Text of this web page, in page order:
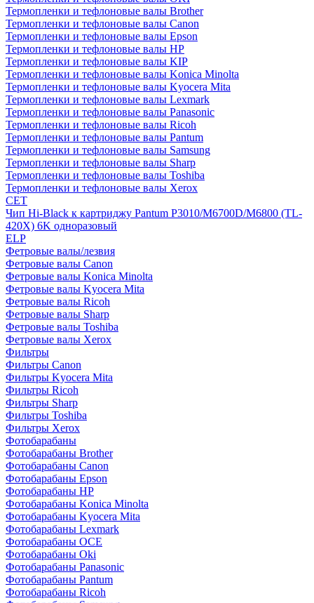
Термопленки и тефлоновые валы Brother
Термопленки и тефлоновые валы Canon
Термопленки и тефлоновые валы Epson
Термопленки и тефлоновые валы HP
Термопленки и тефлоновые валы KIP
Термопленки и тефлоновые валы Konica Minolta
Термопленки и тефлоновые валы Kyocera Mita
Термопленки и тефлоновые валы Lexmark
Термопленки и тефлоновые валы Panasonic
Термопленки и тефлоновые валы Ricoh
Термопленки и тефлоновые валы Pantum
Термопленки и тефлоновые валы Samsung
Термопленки и тефлоновые валы Sharp
Термопленки и тефлоновые валы Toshiba
Термопленки и тефлоновые валы Xerox
CET
Чип Hi-Black к картриджу Pantum P3010/M6700D/M6800 (TL-
420X) 6K одноразовый
ELP
Фетровые валы/лезвия
Фетровые валы Canon
Фетровые валы Konica Minolta
Фетровые валы Kyocera Mita
Фетровые валы Ricoh
Фетровые валы Sharp
Фетровые валы Toshiba
Фетровые валы Xerox
Фильтры
Фильтры Canon
Фильтры Kyocera Mita
Фильтры Ricoh
Фильтры Sharp
Фильтры Toshiba
Фильтры Xerox
Фотобарабаны
Фотобарабаны Brother
Фотобарабаны Canon
Фотобарабаны Epson
Фотобарабаны HP
Фотобарабаны Konica Minolta
Фотобарабаны Kyocera Mita
Фотобарабаны Lexmark
Фотобарабаны OCE
Фотобарабаны Oki
Фотобарабаны Panasonic
Фотобарабаны Pantum
Фотобарабаны Ricoh